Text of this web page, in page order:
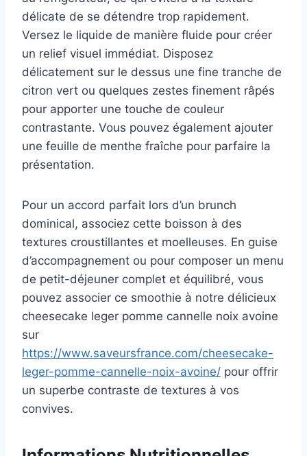
délicate de se détendre trop rapidement.
Versez le liquide de manière fluide pour créer
un relief visuel immédiat. Disposez
délicatement sur le dessus une fine tranche de
citron vert ou quelques zestes finement râpés
pour apporter une touche de couleur
contrastante. Vous pouvez également ajouter
une feuille de menthe fraîche pour parfaire la
présentation.
Pour un accord parfait lors d’un brunch
dominical, associez cette boisson à des
textures croustillantes et moelleuses. En guise
d’accompagnement ou pour composer un menu
de petit-déjeuner complet et équilibré, vous
pouvez associer ce smoothie à notre délicieux
cheesecake leger pomme cannelle noix avoine
sur
https://www.saveursfrance.com/cheesecake-
leger-pomme-cannelle-noix-avoine/ pour offrir
un superbe contraste de textures à vos
convives.